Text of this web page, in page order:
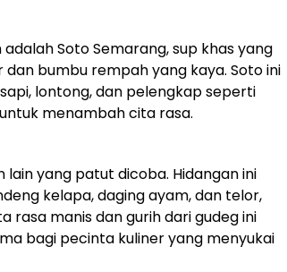
Soto Semarang, sup khas yang
bumbu rempah yang kaya. Soto ini
lontong, dan pelengkap seperti
menambah cita rasa.
lain yang patut dicoba. Hidangan ini
kelapa, daging ayam, dan telor,
rasa manis dan gurih dari gudeg ini
bagi pecinta kuliner yang menyukai